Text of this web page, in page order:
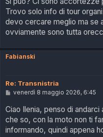
o
Trovo solo info di tour
devo cercare meglio ma se
ovviamente sono tutta
Fabianski
Re: Transnistria
M
s
s
a
g
g
venerdì 8 maggio 2026, 6:45
Ciao Ilenia, penso di
che so, con la moto non ti
informando, quindi appena